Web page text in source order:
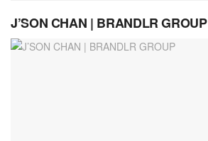
J’SON CHAN | BRANDLR GROUP